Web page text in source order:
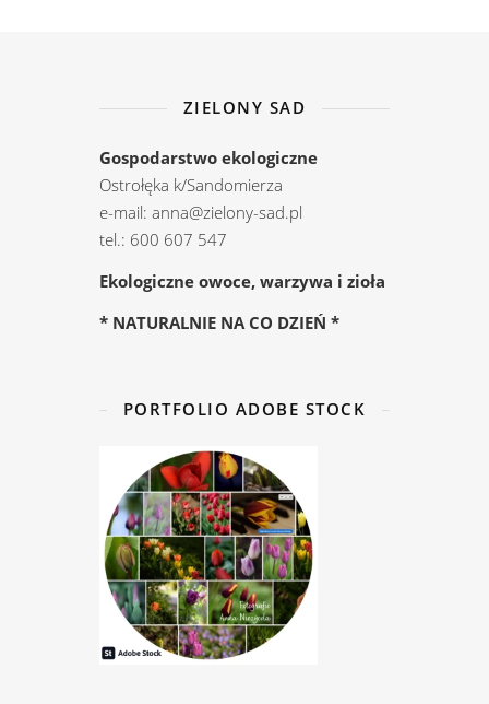
ZIELONY SAD
Gospodarstwo ekologiczne
Ostrołęka k/Sandomierza
e-mail: anna@zielony-sad.pl
tel.: 600 607 547
Ekologiczne owoce, warzywa i zioła
* NATURALNIE NA CO DZIEŃ *
PORTFOLIO ADOBE STOCK